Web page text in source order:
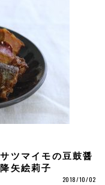
ツマイモの豆鼓醤
矢絵莉子
2018/10/02